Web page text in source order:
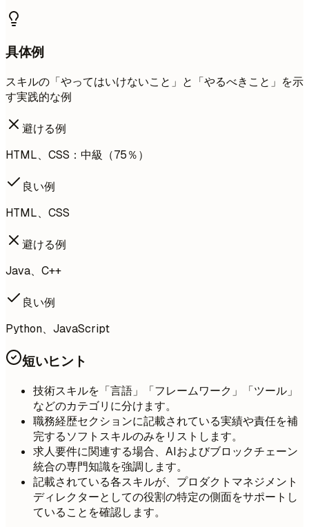
具体例
スキルの「やってはいけないこと」と「やるべきこと」を示
す実践的な例
避ける例
HTML、CSS：中級（75％）
良い例
HTML、CSS
避ける例
Java、C++
良い例
Python、JavaScript
短いヒント
技術スキルを「言語」「フレームワーク」「ツール」
などのカテゴリに分けます。
職務経歴セクションに記載されている実績や責任を補
完するソフトスキルのみをリストします。
求人要件に関連する場合、AIおよびブロックチェーン
統合の専門知識を強調します。
記載されている各スキルが、プロダクトマネジメント
ディレクターとしての役割の特定の側面をサポートし
ていることを確認します。